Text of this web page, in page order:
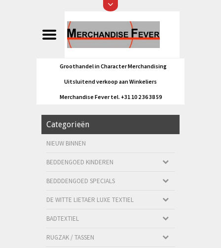
Groothandel in Character Merchandising
Uitsluitend verkoop aan Winkeliers
Merchandise Fever tel. +31 10 2 36 38 59
Categorieën
NIEUW BINNEN
BEDDENGOED KINDEREN
BEDDDENGOED SPECIALS
DE WITTE LIETAER LUXE TEXTIEL
BADTEXTIEL
RUGZAK / TASSEN